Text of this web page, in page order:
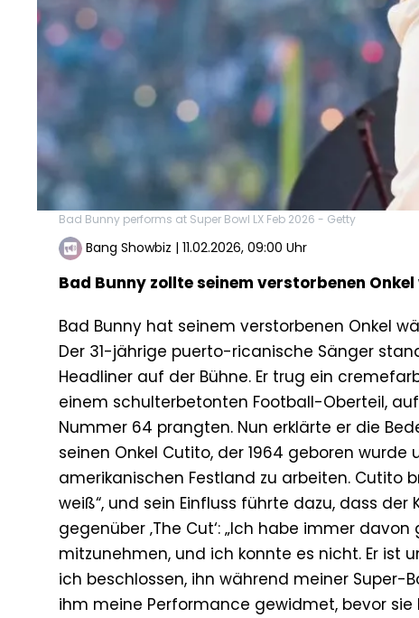
Bad Bunny performs at Super Bowl LX Feb 2026 - Getty
Bang Showbiz | 11.02.2026, 09:00 Uhr
Bad Bunny zollte seinem verstorbenen
Bad Bunny hat seinem verstorbenen Onkel
Der 31-jährige puerto-ricanische Sänger
Headliner auf der Bühne. Er trug ein
einem schulterbetonten Football-Oberteil,
Nummer 64 prangten. Nun erklärte er die
seinen Onkel Cutito, der 1964 geboren
amerikanischen Festland zu arbeiten. Cutito
weiß“, und sein Einfluss führte dazu, dass
gegenüber ‚The Cut‘: „Ich habe immer
mitzunehmen, und ich konnte es nicht. Er ist
ich beschlossen, ihn während meiner Super-
ihm meine Performance gewidmet, bevor